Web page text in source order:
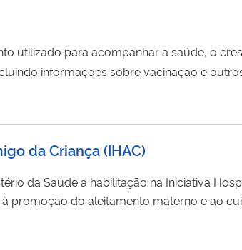
utilizado para acompanhar a saúde, o
informações sobre vacinação e
Brasil e está disponível gratuitamente nas
da Criança(IHAC)
da Saúde a habilitação na Iniciativa
do aleitamento materno e ao